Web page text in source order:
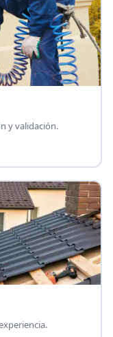
y validación.